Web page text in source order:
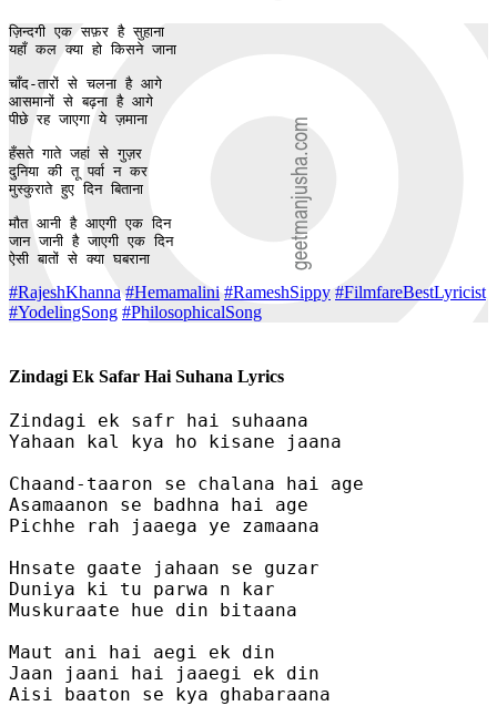
ज़िन्दगी एक सफ़र है सुहाना
यहाँ कल क्या हो किसने जाना
चाँद-तारों से चलना है आगे
आसमानों से बढ़ना है आगे
पीछे रह जाएगा ये ज़माना
हँसते गाते जहां से गुज़र
दुनिया की तू पर्वा न कर
मुस्कुराते हुए दिन बिताना
मौत आनी है आएगी एक दिन
जान जानी है जाएगी एक दिन
ऐसी बातों से क्या घबराना
#RajeshKhanna #Hemamalini #RameshSippy #FilmfareBestLyricist
#YodelingSong #PhilosophicalSong
Zindagi Ek Safar Hai Suhana Lyrics
Zindagi ek safr hai suhaana
Yahaan kal kya ho kisane jaana
Chaand-taaron se chalana hai age
Asamaanon se badhna hai age
Pichhe rah jaaega ye zamaana
Hnsate gaate jahaan se guzar
Duniya ki tu parwa n kar
Muskuraate hue din bitaana
Maut ani hai aegi ek din
Jaan jaani hai jaaegi ek din
Aisi baaton se kya ghabaraana